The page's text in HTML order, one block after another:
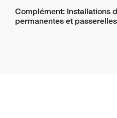
Complément: Installations
permanentes et